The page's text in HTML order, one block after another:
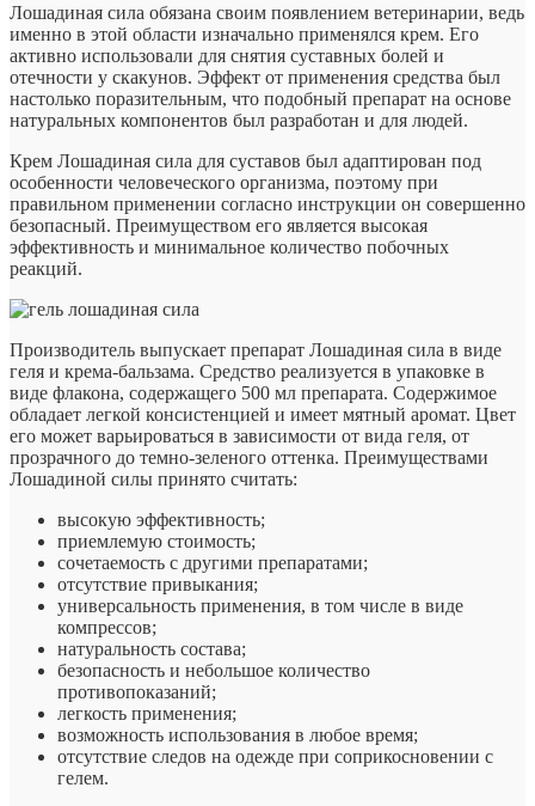
Лошадиная сила обязана своим появлением ветеринарии, ведь
именно в этой области изначально применялся крем. Его
активно использовали для снятия суставных болей и
отечности у скакунов. Эффект от применения средства был
настолько поразительным, что подобный препарат на основе
натуральных компонентов был разработан и для людей.
Крем Лошадиная сила для суставов был адаптирован под
особенности человеческого организма, поэтому при
правильном применении согласно инструкции он совершенно
безопасный. Преимуществом его является высокая
эффективность и минимальное количество побочных
реакций.
Производитель выпускает препарат Лошадиная сила в виде
геля и крема-бальзама. Средство реализуется в упаковке в
виде флакона, содержащего 500 мл препарата. Содержимое
обладает легкой консистенцией и имеет мятный аромат. Цвет
его может варьироваться в зависимости от вида геля, от
прозрачного до темно-зеленого оттенка. Преимуществами
Лошадиной силы принято считать:
высокую эффективность;
приемлемую стоимость;
сочетаемость с другими препаратами;
отсутствие привыкания;
универсальность применения, в том числе в виде
компрессов;
натуральность состава;
безопасность и небольшое количество
противопоказаний;
легкость применения;
возможность использования в любое время;
отсутствие следов на одежде при соприкосновении с
гелем.